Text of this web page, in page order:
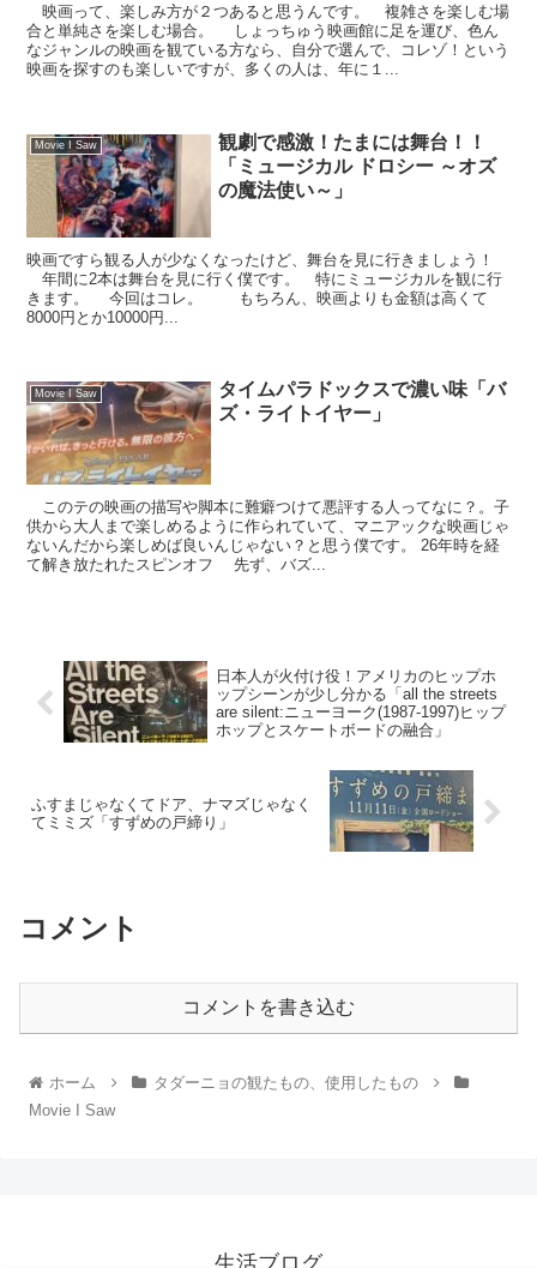
映画って、楽しみ方が２つあると思うんです。 複雑さを楽しむ場
合と単純さを楽しむ場合。 しょっちゅう映画館に足を運び、色ん
なジャンルの映画を観ている方なら、自分で選んで、コレゾ！という
映画を探すのも楽しいですが、多くの人は、年に１...
Movie I Saw
観劇で感激！たまには舞台！！
「ミュージカル ドロシー ～オズ
の魔法使い～」
映画ですら観る人が少なくなったけど、舞台を見に行きましょう！
年間に2本は舞台を見に行く僕です。 特にミュージカルを観に行
きます。 今回はコレ。 もちろん、映画よりも金額は高くて
8000円とか10000円...
Movie I Saw
タイムパラドックスで濃い味「バ
ズ・ライトイヤー」
このテの映画の描写や脚本に難癖つけて悪評する人ってなに？。子
供から大人まで楽しめるように作られていて、マニアックな映画じゃ
ないんだから楽しめば良いんじゃない？と思う僕です。 26年時を経
て解き放たれたスピンオフ 先ず、バズ...
日本人が火付け役！アメリカのヒップホ
ップシーンが少し分かる「all the streets
are silent:ニューヨーク(1987-1997)ヒップ
ホップとスケートボードの融合」
ふすまじゃなくてドア、ナマズじゃなく
てミミズ「すずめの戸締り」
コメント
コメントを書き込む
ホーム
タダーニョの観たもの、使用したもの
Movie I Saw
生活ブログ